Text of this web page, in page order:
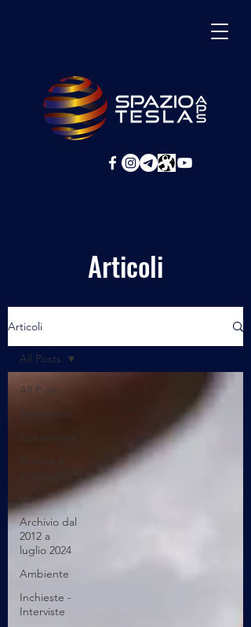
Articoli
Articoli
All Posts
Benessere
Conferenze
Ricerca e
sviluppo
UAP
Archivio dal
2012 a
luglio 2024
Ambiente
Inchieste -
Interviste
All Posts